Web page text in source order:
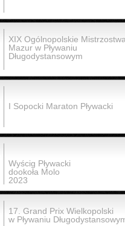
XIX Ogólnopolskie
Mazur w Pływaniu
Długodystansowym
I Sopocki Maraton Pływacki
Wyścig Pływacki
dookoła Molo
2023
17. Grand Prix Wielkopolski
w Pływaniu